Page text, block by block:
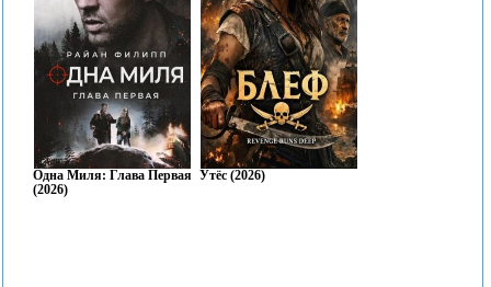
Одна Миля: Глава Первая
(2026)
Утёс (2026)